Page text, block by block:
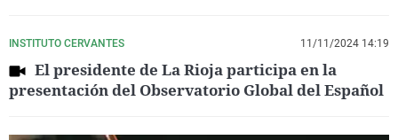
INSTITUTO CERVANTES 11/11/2024 14:19
El presidente de La Rioja participa en la
presentación del Observatorio Global del Español